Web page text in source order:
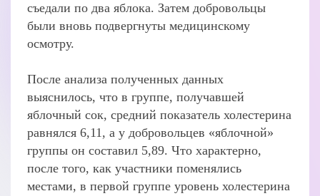
съедали по два яблока. Затем добровольцы
были вновь подвергнуты медицинскому
осмотру.
После анализа полученных данных
выяснилось, что в группе, получавшей
яблочный сок, средний показатель холестерина
равнялся 6,11, а у добровольцев «яблочной»
группы он составил 5,89. Что характерно,
после того, как участники поменялись
местами, в первой группе уровень холестерина